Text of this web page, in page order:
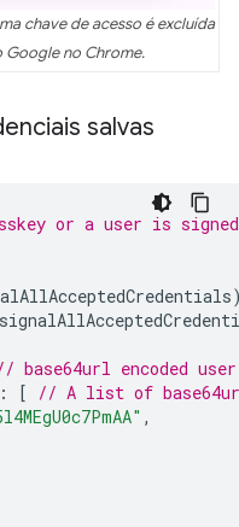
chave de acesso é excluída
Google no Chrome.
salvas
or a user is
base64url encoded
: [
// A list of
,